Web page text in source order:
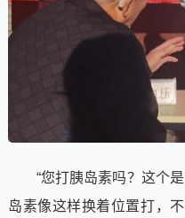
“您打胰岛素吗？这个
岛素像这样换着位置打，